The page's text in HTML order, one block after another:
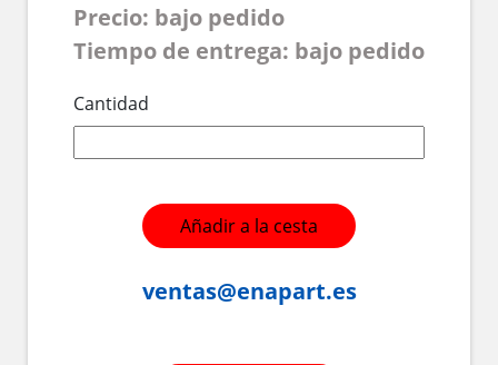
Precio: bajo pedido
Tiempo de entrega: bajo pedido
Cantidad
Añadir a la cesta
ventas@enapart.es